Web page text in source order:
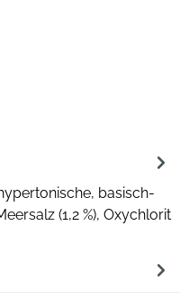
basisch-
(1,2 %), Oxychlorit